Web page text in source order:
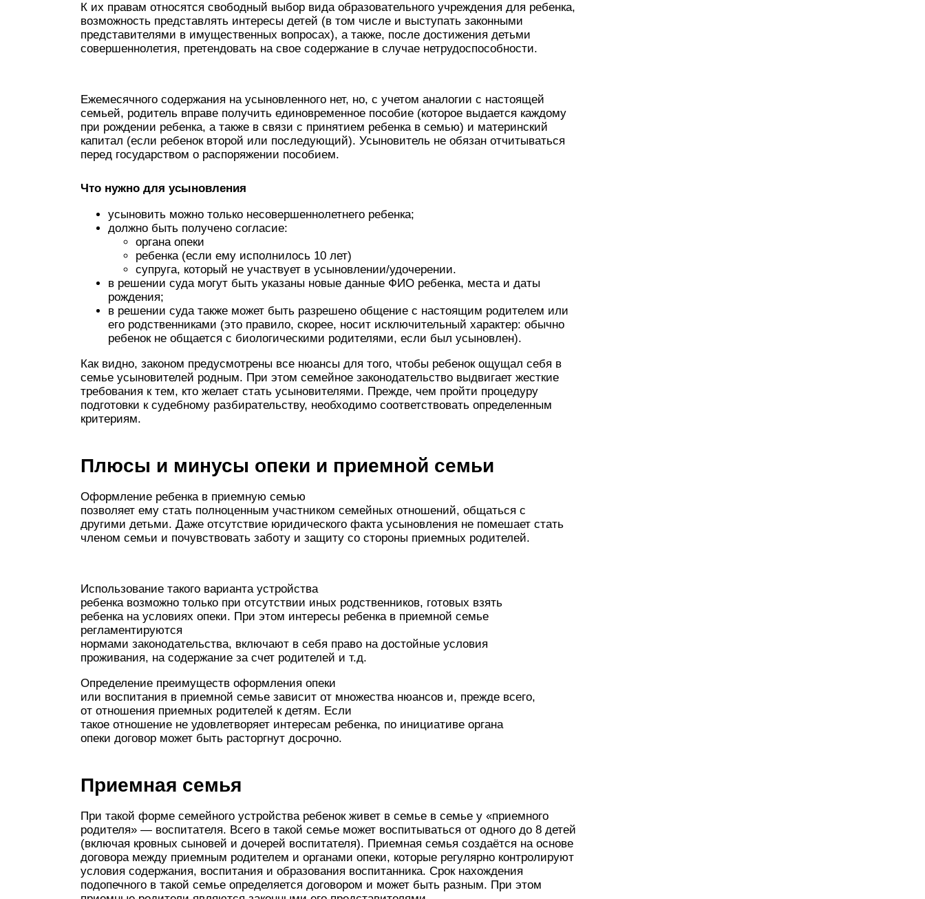
К их правам относятся свободный выбор вида образовательного учреждения для ребенка,
возможность представлять интересы детей (в том числе и выступать законными
представителями в имущественных вопросах), а также, после достижения детьми
совершеннолетия, претендовать на свое содержание в случае нетрудоспособности.
Ежемесячного содержания на усыновленного нет, но, с учетом аналогии с настоящей
семьей, родитель вправе получить единовременное пособие (которое выдается каждому
при рождении ребенка, а также в связи с принятием ребенка в семью) и материнский
капитал (если ребенок второй или последующий). Усыновитель не обязан отчитываться
перед государством о распоряжении пособием.
Что нужно для усыновления
усыновить можно только несовершеннолетнего ребенка;
должно быть получено согласие:
органа опеки
ребенка (если ему исполнилось 10 лет)
супруга, который не участвует в усыновлении/удочерении.
в решении суда могут быть указаны новые данные ФИО ребенка, места и даты
рождения;
в решении суда также может быть разрешено общение с настоящим родителем или
его родственниками (это правило, скорее, носит исключительный характер: обычно
ребенок не общается с биологическими родителями, если был усыновлен).
Как видно, законом предусмотрены все нюансы для того, чтобы ребенок ощущал себя в
семье усыновителей родным. При этом семейное законодательство выдвигает жесткие
требования к тем, кто желает стать усыновителями. Прежде, чем пройти процедуру
подготовки к судебному разбирательству, необходимо соответствовать определенным
критериям.
Плюсы и минусы опеки и приемной семьи
Оформление ребенка в приемную семью
позволяет ему стать полноценным участником семейных отношений, общаться с
другими детьми. Даже отсутствие юридического факта усыновления не помешает стать
членом семьи и почувствовать заботу и защиту со стороны приемных родителей.
Использование такого варианта устройства
ребенка возможно только при отсутствии иных родственников, готовых взять
ребенка на условиях опеки. При этом интересы ребенка в приемной семье
регламентируются
нормами законодательства, включают в себя право на достойные условия
проживания, на содержание за счет родителей и т.д.
Определение преимуществ оформления опеки
или воспитания в приемной семье зависит от множества нюансов и, прежде всего,
от отношения приемных родителей к детям. Если
такое отношение не удовлетворяет интересам ребенка, по инициативе органа
опеки договор может быть расторгнут досрочно.
Приемная семья
При такой форме семейного устройства ребенок живет в семье в семье у «приемного
родителя» — воспитателя. Всего в такой семье может воспитываться от одного до 8 детей
(включая кровных сыновей и дочерей воспитателя). Приемная семья создаётся на основе
договора между приемным родителем и органами опеки, которые регулярно контролируют
условия содержания, воспитания и образования воспитанника. Срок нахождения
подопечного в такой семье определяется договором и может быть разным. При этом